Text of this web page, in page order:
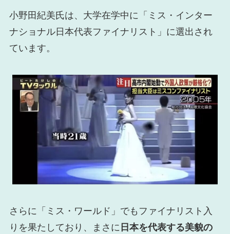
小野田紀美氏は、大学在学中に「ミス・インター
ナショナル日本代表ファイナリスト」に選出され
ています。
さらに「ミス・ワールド」でもファイナリスト入
りを果たしており、まさに 日本を代表する美貌の